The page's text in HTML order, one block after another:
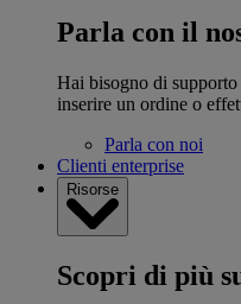
Parla con il
Hai bisogno di
inserire un ordine o
Parla con noi
Clienti enterprise
Risorse
Scopri di più